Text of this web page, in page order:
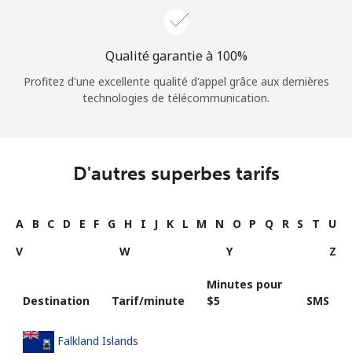
Qualité garantie à 100%
Profitez d'une excellente qualité d'appel grâce aux dernières
technologies de télécommunication.
D'autres superbes tarifs
A B C D E F G H I J K L M N O P Q R S T
U
V
W Y Z
Destination Tarif/minute
Minutes pour
⁦$5⁩
SMS
Falkland Islands